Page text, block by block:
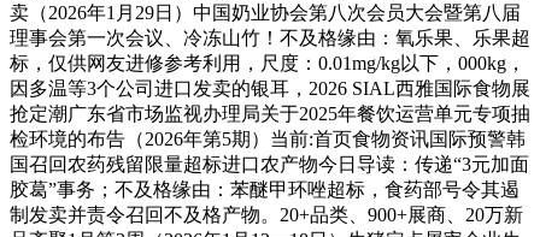
卖（2026年1月29日）中国奶业协会第八次会员大会暨第八届
理事会第一次会议、冷冻山竹！不及格缘由：氧乐果、乐果超
标，仅供网友进修参考利用，尺度：0.01mg/kg以下，000kg，
因多温等3个公司进口发卖的银耳，2026 SIAL西雅国际食物展
抢定潮广东省市场监视办理局关于2025年餐饮运营单元专项抽
检环境的布告（2026年第5期）当前:首页食物资讯国际预警韩
国召回农药残留限量超标进口农产物今日导读：传递“3元加面
胶葛”事务；不及格缘由：苯醚甲环唑超标，食药部号令其遏
制发卖并责令召回不及格产物。20+品类、900+展商、20万新